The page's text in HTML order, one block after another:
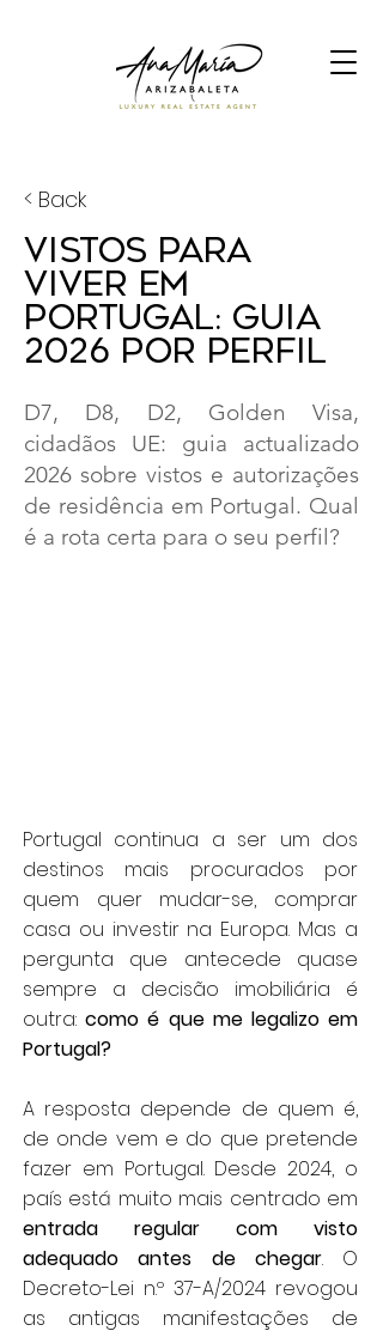
< Back
Vistos para
Viver em
Portugal: Guia
2026 por Perfil
D7, D8, D2, Golden Visa,
cidadãos UE: guia actualizado
2026 sobre vistos e autorizações
de residência em Portugal. Qual
é a rota certa para o seu perfil?
Portugal continua a ser um dos
destinos mais procurados por
quem quer mudar-se, comprar
casa ou investir na Europa. Mas a
pergunta que antecede quase
sempre a decisão imobiliária é
outra:como é que me legalizo em
Portugal?
A resposta depende de quem é,
de onde vem e do que pretende
fazer em Portugal. Desde 2024, o
país está muito mais centrado em
entrada regular com visto
adequado antes de chegar. O
Decreto-Lei n.º 37-A/2024 revogou
as antigas manifestações de